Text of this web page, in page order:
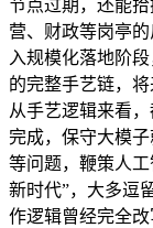
节点过期，还能
营、财政等岗亭
入规模化落地阶
的完整手艺链，
从手艺逻辑来看
完成，保守大模
等问题，鞭策人工
新时代”，大多逗
作逻辑曾经完全